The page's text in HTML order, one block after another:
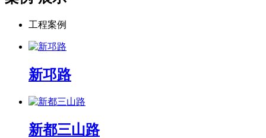
工程案例
新邛路
新都三山路